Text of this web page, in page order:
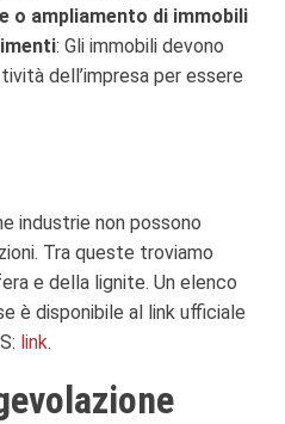
o ampliamento di immobili
: Gli immobili devono
dell’impresa per essere
industrie non possono
Tra queste troviamo
e della lignite. Un elenco
è disponibile al link ufficiale
link.